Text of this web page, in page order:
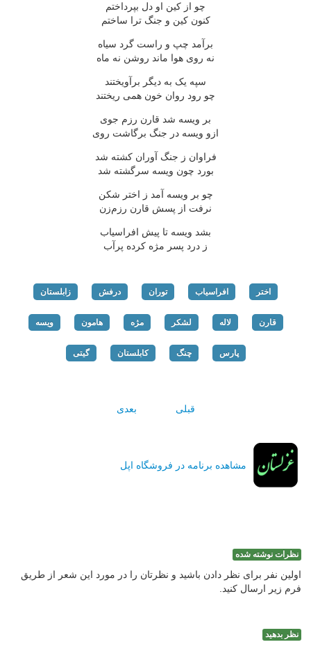
چو از کین او دل بپرداختم
کنون کین و جنگ ترا ساختم
برآمد چپ و راست گرد سیاه
نه روی هوا ماند روشن نه ماه
سپه یک به دیگر برآویختند
چو رود روان خون همی ریختند
بر ویسه شد قارن رزم جوی
ازو ویسه در جنگ برگاشت روی
فراوان ز جنگ آوران کشته شد
بورد چون ویسه سرگشته شد
چو بر ویسه آمد ز اختر شکن
نرفت از پسش قارن رزم‌زن
بشد ویسه تا پیش افراسیاب
ز درد پسر مژه کرده پرآب
اختر افراسیاب توران درفش زابلستان
قارن لاله لشکر مژه هامون ویسه
پارس چنگ کابلستان گیتی
قبلی بعدی
مشاهده برنامه در فروشگاه اپل
نظرات نوشته شده
اولین نفر برای نظر دادن باشید و نظرتان را در مورد این شعر از طریق
فرم زیر ارسال کنید.
نظر بدهید